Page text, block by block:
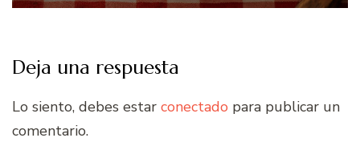
Deja una respuesta
Lo siento, debes estar conectado para publicar un
comentario.